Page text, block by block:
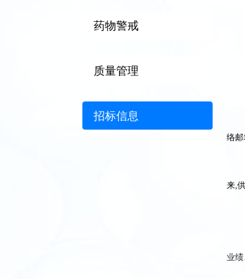
药物警戒
质量管理
招标信息
络邮
来,
业绩